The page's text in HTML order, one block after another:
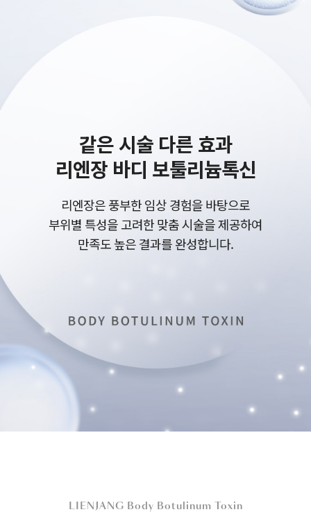
같은 시술 다른 효과
리엔장 바디 보툴리늄톡신
리엔장은 풍부한 임상 경험을 바탕으로
부위별 특성을 고려한 맞춤 시술을 제공하여
만족도 높은 결과를 완성합니다.
LIENJANG Body Botulinum Toxin